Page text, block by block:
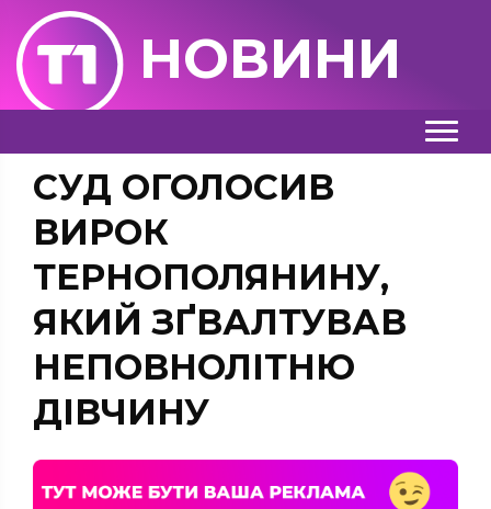
НОВИНИ
СУД ОГОЛОСИВ
ВИРОК
ТЕРНОПОЛЯНИНУ,
ЯКИЙ ЗҐВАЛТУВАВ
НЕПОВНОЛІТНЮ
ДІВЧИНУ